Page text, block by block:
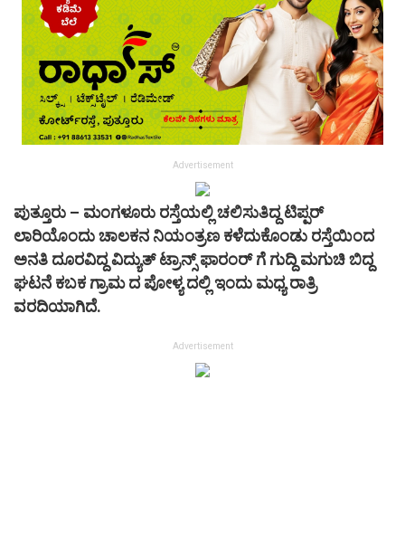
Advertisement
ಪುತ್ತೂರು – ಮಂಗಳೂರು ರಸ್ತೆಯಲ್ಲಿ ಚಲಿಸುತಿದ್ದ ಟಿಪ್ಪರ್
ಲಾರಿಯೊಂದು ಚಾಲಕನ ನಿಯಂತ್ರಣ ಕಳೆದುಕೊಂಡು ರಸ್ತೆಯಿಂದ
ಅನತಿ ದೂರವಿದ್ದ ವಿದ್ಯುತ್ ಟ್ರಾನ್ಸ್ ಫಾರಂರ್ ಗೆ ಗುದ್ದಿ ಮಗುಚಿ ಬಿದ್ದ
ಘಟನೆ ಕಬಕ ಗ್ರಾಮ ದ ಪೋಳ್ಯ ದಲ್ಲಿ ಇಂದು ಮಧ್ಯ ರಾತ್ರಿ
ವರದಿಯಾಗಿದೆ.
Advertisement